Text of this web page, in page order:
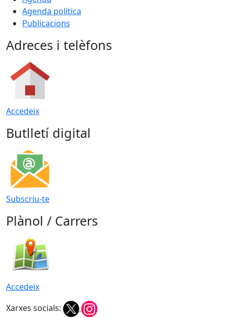
Agenda política
Publicacions
Adreces i telèfons
Accedeix
Butlletí digital
Subscriu-te
Plànol / Carrers
Accedeix
Xarxes socials: